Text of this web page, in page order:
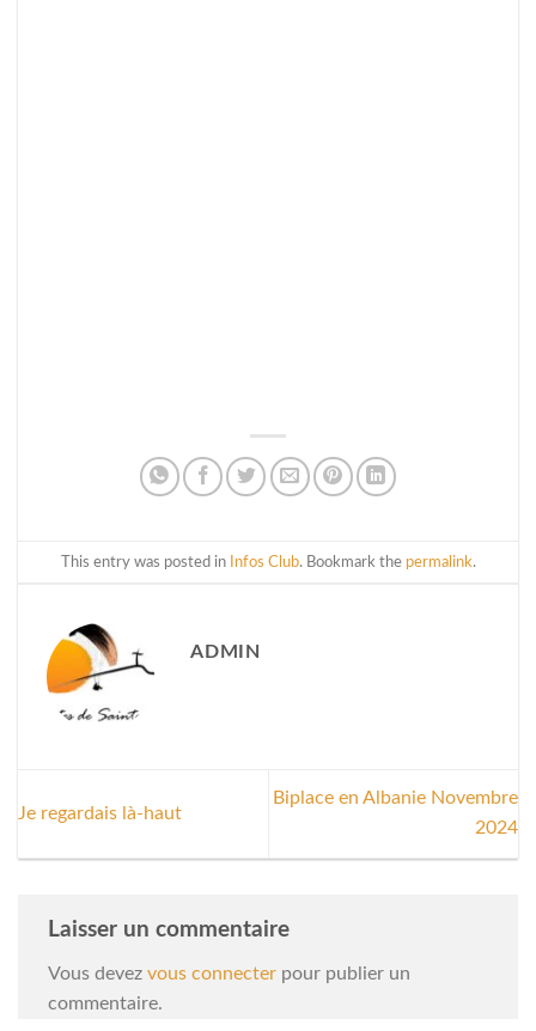
This entry was posted in Infos Club. Bookmark the permalink.
ADMIN
Je regardais là-haut
Biplace en Albanie Novembre
2024
Laisser un commentaire
Vous devez vous connecter pour publier un
commentaire.